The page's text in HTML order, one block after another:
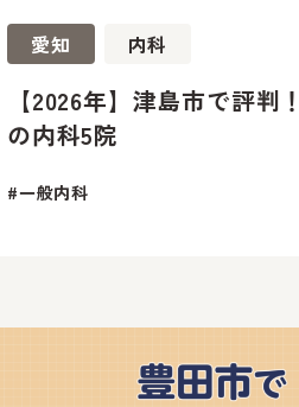
愛知 内科
【2026年】津島市で評判
の内科5院
#一般内科